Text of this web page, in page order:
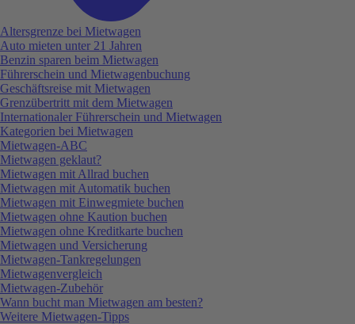
Altersgrenze bei Mietwagen
Auto mieten unter 21 Jahren
Benzin sparen beim Mietwagen
Führerschein und Mietwagenbuchung
Geschäftsreise mit Mietwagen
Grenzübertritt mit dem Mietwagen
Internationaler Führerschein und Mietwagen
Kategorien bei Mietwagen
Mietwagen-ABC
Mietwagen geklaut?
Mietwagen mit Allrad buchen
Mietwagen mit Automatik buchen
Mietwagen mit Einwegmiete buchen
Mietwagen ohne Kaution buchen
Mietwagen ohne Kreditkarte buchen
Mietwagen und Versicherung
Mietwagen-Tankregelungen
Mietwagenvergleich
Mietwagen-Zubehör
Wann bucht man Mietwagen am besten?
Weitere Mietwagen-Tipps